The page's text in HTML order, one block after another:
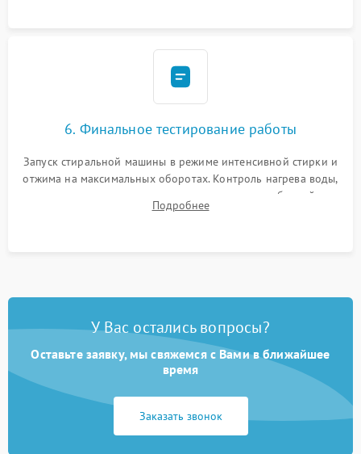
6. Финальное тестирование работы
Запуск стиральной машины в режиме интенсивной стирки и
отжима на максимальных оборотах. Контроль нагрева воды,
корректности слива, отсутствия излишних вибраций,
посторонних стуков и протечек под корпусом.
Подробнее
У Вас остались вопросы?
Оставьте заявку, мы свяжемся с Вами в ближайшее
время
Заказать звонок